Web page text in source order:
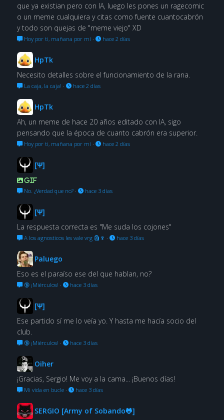
que ya existian pero con IA, luego les pones un ragecomic
o un meme cualquiera y citas como fuente cuantocabrón
y todo son quejas de "meme viejo" XD
Hoy por ti, mañana por mí· hace 2 días
HpTk
Necesito detalles sobre el funcionamiento de la rana.
La caja, la caja! · hace 2 días
HpTk
Ah, un meme de hace 20 años editado con IA, sigo
pensando que la época de cuanto cabrón era superior.
Hoy por ti, mañana por mí· hace 2 días
[Ψ]
GIF
No. ¿Verdad que no?· hace 3 días
[Ψ]
La respuesta correcta es "Me suda los cojones"
A los agnosticos les vale vrg 🗿🍷 · hace 3 días
Paluego
Eso es el paraíso ese del que hablan, no?
🔞 ¡Miérculos! · hace 3 días
[Ψ]
Ese partido sí me lo veía yo. Y hasta me hacía socio del
club.
🔞 ¡Miérculos! · hace 3 días
Oiher
¡Gracias, Sergio! Me voy a la cama... ¡Buenos días!
Mi vida en bucle· hace 3 días
SERGIO [Army of Sobando🐸]